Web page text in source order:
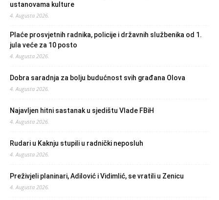
ustanovama kulture
4. Augusta 2026.
Plaće prosvjetnih radnika, policije i državnih službenika od 1.
jula veće za 10 posto
4. Augusta 2026.
Dobra saradnja za bolju budućnost svih građana Olova
4. Augusta 2026.
Najavljen hitni sastanak u sjedištu Vlade FBiH
4. Augusta 2026.
Rudari u Kaknju stupili u radnički neposluh
4. Augusta 2026.
Preživjeli planinari, Adilović i Vidimlić, se vratili u Zenicu
4. Augusta 2026.